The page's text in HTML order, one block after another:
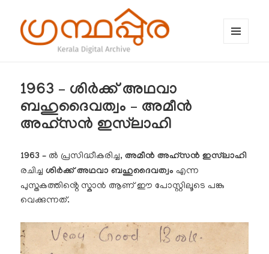
1963 – ശിർക്ക് അഥവാ
ബഹുദൈവത്വം – അമീൻ
അഹ്‌സൻ ഇസ്‌ലാഹി
1963 – ൽ പ്രസിദ്ധീകരിച്ച, അമീൻ അഹ്‌സൻ ഇസ്‌ലാഹി
രചിച്ചശിർക്ക് അഥവാ ബഹുദൈവത്വം എന്ന
പുസ്തകത്തിൻ്റെ സ്കാൻ ആണ് ഈ പോസ്റ്റിലൂടെ പങ്കു
വെക്കുന്നത്.